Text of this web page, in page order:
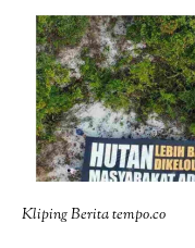
Kliping Berita tempo.co